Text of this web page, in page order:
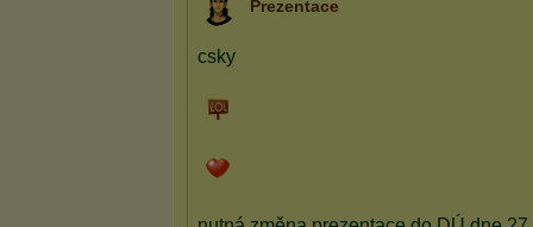
Prezentace